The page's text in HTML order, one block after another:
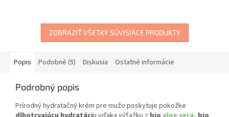
ZOBRAZIŤ VŠETKY SÚVISIACE PRODUKTY
Popis Podobné (5) Diskusia Ostatné informácie
Podrobný popis
Prírodný hydratačný krém pre mužo poskytuje pokožke